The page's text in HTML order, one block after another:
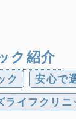
ク紹介
ク 安心で
ライフクリニ